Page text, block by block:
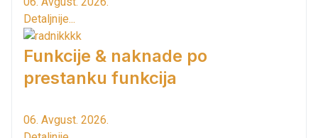
Detaljnije...
Funkcije & naknade po
prestanku funkcija
06. Avgust. 2026.